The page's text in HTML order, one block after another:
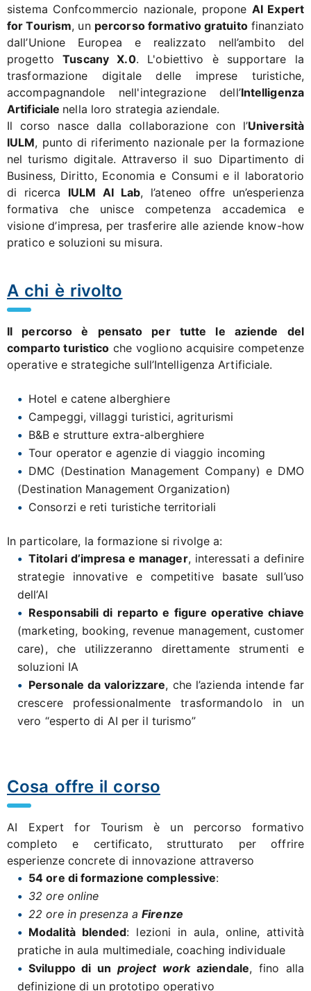
sistema Confcommercio nazionale, propone AI Expert
for Tourism, un percorso formativo gratuitofinanziato
dall’Unione Europea e realizzato nell’ambito del
progettoTuscany X.0. L'obiettivo è supportare la
trasformazione digitale delle imprese turistiche,
accompagnandole nell'integrazione dell’Intelligenza
Artificiale nella loro strategia aziendale.
Il corso nasce dalla collaborazione con l’Università
IULM, punto di riferimento nazionale per la formazione
nel turismo digitale. Attraverso il suo Dipartimento di
Business, Diritto, Economia e Consumi e il laboratorio
di ricerca IULM AI Lab, l’ateneo offre un’esperienza
formativa che unisce competenza accademica e
visione d’impresa, per trasferire alle aziende know-how
pratico e soluzioni su misura.
A chi è rivolto
Il percorso è pensato per tutte le aziende del
comparto turistico che vogliono acquisire competenze
operative e strategiche sull’Intelligenza Artificiale.
Hotel e catene alberghiere
Campeggi, villaggi turistici, agriturismi
B&B e strutture extra-alberghiere
Tour operator e agenzie di viaggio incoming
DMC (Destination Management Company) e DMO
(Destination Management Organization)
Consorzi e reti turistiche territoriali
In particolare, la formazione si rivolge a:
Titolari d’impresa e manager, interessati a definire
strategie innovative e competitive basate sull’uso
dell’AI
Responsabili di reparto e figure operative chiave
(marketing, booking, revenue management, customer
care), che utilizzeranno direttamente strumenti e
soluzioni IA
Personale da valorizzare, che l’azienda intende far
crescere professionalmente trasformandolo in un
vero “esperto di AI per il turismo”
Cosa offre il corso
AI Expert for Tourism è un percorso formativo
completo e certificato, strutturato per offrire
esperienze concrete di innovazione attraverso
54 ore di formazione complessive:
32 ore online
22 ore in presenza aFirenze
Modalità blended: lezioni in aula, online, attività
pratiche in aula multimediale, coaching individuale
Sviluppo di un project workaziendale, fino alla
definizione di un prototipo operativo